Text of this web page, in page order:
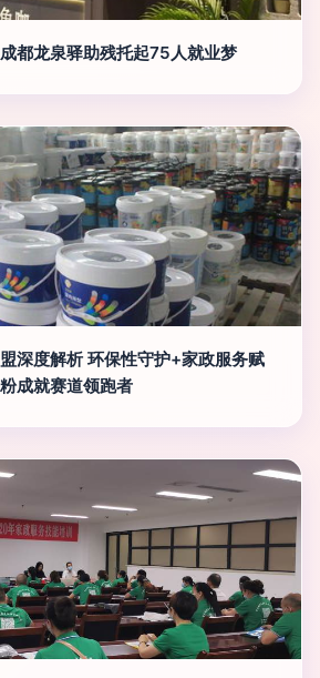
都龙泉驿助残托起75人就业梦
深度解析 环保性守护+家政服务赋
成就赛道领跑者